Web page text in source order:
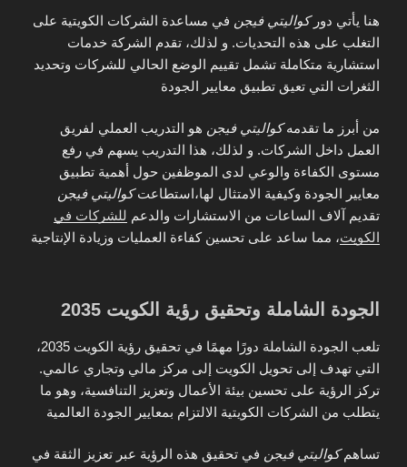
هنا يأتي دوركواليتي فيجن في مساعدة الشركات الكويتية على
التغلب على هذه التحديات. و لذلك، تقدم الشركة خدمات
استشارية متكاملة تشمل تقييم الوضع الحالي للشركات وتحديد
الثغرات التي تعيق تطبيق معايير الجودة
من أبرز ما تقدمهكواليتي فيجن هو التدريب العملي لفريق
العمل داخل الشركات. و لذلك، هذا التدريب يسهم في رفع
مستوى الكفاءة والوعي لدى الموظفين حول أهمية تطبيق
معايير الجودة وكيفية الامتثال لها،استطاعتكواليتي فيجن
تقديم آلاف الساعات من الاستشارات والدعم للشركات في
الكويت، مما ساعد على تحسين كفاءة العمليات وزيادة الإنتاجية
الجودة الشاملة وتحقيق رؤية الكويت 2035
تلعب الجودة الشاملة دورًا مهمًا في تحقيق رؤية الكويت 2035،
التي تهدف إلى تحويل الكويت إلى مركز مالي وتجاري عالمي.
تركز الرؤية على تحسين بيئة الأعمال وتعزيز التنافسية، وهو ما
يتطلب من الشركات الكويتية الالتزام بمعايير الجودة العالمية
تساهمكواليتي فيجن في تحقيق هذه الرؤية عبر تعزيز الثقة في